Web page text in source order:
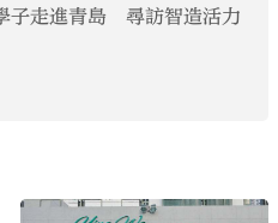
子走進青島 尋訪智造活力